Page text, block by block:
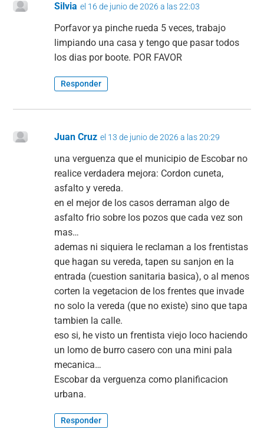
Silvia el 16 de junio de 2026 a las 22:03
Porfavor ya pinche rueda 5 veces, trabajo
limpiando una casa y tengo que pasar todos
los dias por boote. POR FAVOR
Responder
Juan Cruz el 13 de junio de 2026 a las 20:29
una verguenza que el municipio de Escobar no
realice verdadera mejora: Cordon cuneta,
asfalto y vereda.
en el mejor de los casos derraman algo de
asfalto frio sobre los pozos que cada vez son
mas…
ademas ni siquiera le reclaman a los frentistas
que hagan su vereda, tapen su sanjon en la
entrada (cuestion sanitaria basica), o al menos
corten la vegetacion de los frentes que invade
no solo la vereda (que no existe) sino que tapa
tambien la calle.
eso si, he visto un frentista viejo loco haciendo
un lomo de burro casero con una mini pala
mecanica…
Escobar da verguenza como planificacion
urbana.
Responder